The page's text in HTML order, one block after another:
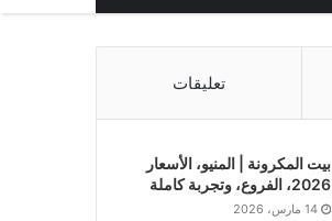
تعليقات
بيت المكرونة | المنيو، الأسعار
2026، الفروع، وتجربة كاملة
14 مارس، 2026